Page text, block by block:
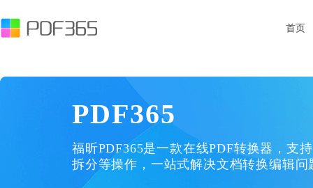
首页
PDF365
福昕PDF365是一款在线PDF转换器，支
拆分等操作，一站式解决文档转换编辑问